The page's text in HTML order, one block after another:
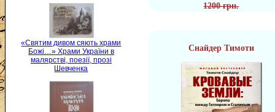
«Святим дивом сяють храми
Божі…» Храми України в
малярстві, поезії, прозі
Шевченка
1200 грн.
Снайдер Тимоти